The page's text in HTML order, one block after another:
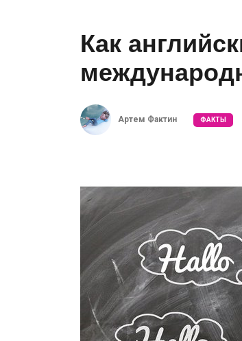
Как
Артем Фактин ФАКТЫ